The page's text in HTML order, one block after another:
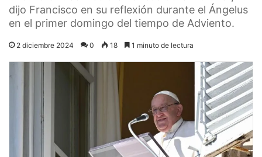
dijo Francisco en su reflexión durante el Ángelus
en el primer domingo del tiempo de Adviento.
2 diciembre 2024 0 18 1 minuto de lectura